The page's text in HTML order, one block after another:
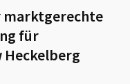
marktgerechte
für
Heckelberg